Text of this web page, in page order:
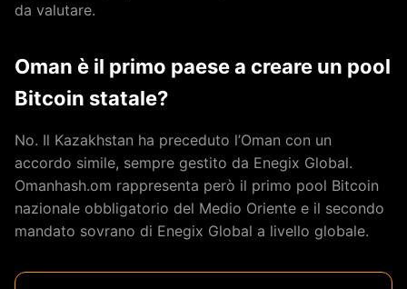
da valutare.
Oman è il primo paese a creare un pool
Bitcoin statale?
No. Il Kazakhstan ha preceduto l’Oman con un
accordo simile, sempre gestito da Enegix Global.
Omanhash.om rappresenta però il primo pool Bitcoin
nazionale obbligatorio del Medio Oriente e il secondo
mandato sovrano di Enegix Global a livello globale.